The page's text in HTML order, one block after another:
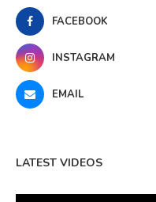
FACEBOOK
INSTAGRAM
EMAIL
LATEST VIDEOS